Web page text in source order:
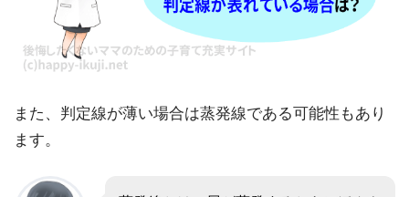
また、判定線が薄い場合は蒸発線である可能性もあり
ます。